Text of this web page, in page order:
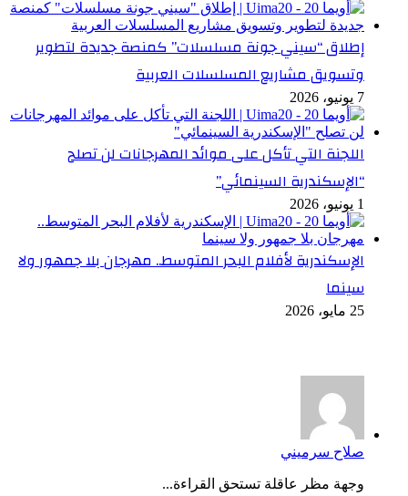
إطلاق “سيني جونة مسلسلات” كمنصة جديدة لتطوير
وتسويق مشاريع المسلسلات العربية
7 يونيو، 2026
اللجنة التي تأكل على موائد المهرجانات لن تصلح
“الإسكندرية السينمائي”
1 يونيو، 2026
الإسكندرية لأفلام البحر المتوسط.. مهرجان بلا جمهور ولا
سينما
25 مايو، 2026
صلاح سرميني
وجهة مظر عاقلة تستحق القراءة...